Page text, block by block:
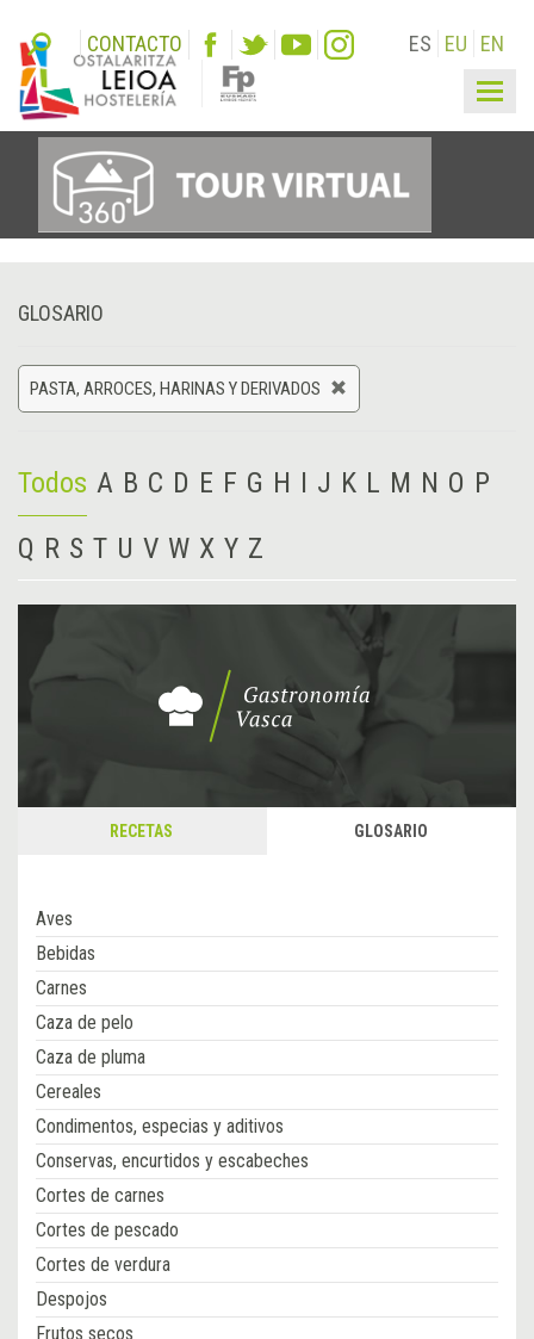
CONTACTO ES EU EN
GLOSARIO
PASTA, ARROCES, HARINAS Y DERIVADOS
Todos A B C D E F G H I J K L M N O P
Q R S T U V W X Y Z
RECETAS GLOSARIO
Aves
Bebidas
Carnes
Caza de pelo
Caza de pluma
Cereales
Condimentos, especias y aditivos
Conservas, encurtidos y escabeches
Cortes de carnes
Cortes de pescado
Cortes de verdura
Despojos
Frutos secos